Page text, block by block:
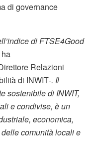
di governance
di FTSE4Good
ha
Relazioni
di INWIT-. Il
sostenibile di INWIT,
e condivise, è un
economica,
comunità locali e